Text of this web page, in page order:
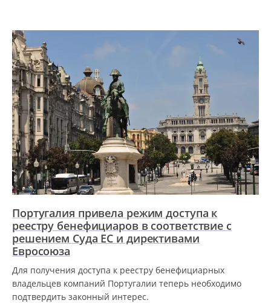
Португалия привела режим доступа к
реестру бенефициаров в соответствие с
решением Суда ЕС и директивами
Евросоюза
Для получения доступа к реестру бенефициарных
владельцев компаний Португалии теперь необходимо
подтвердить законный интерес.